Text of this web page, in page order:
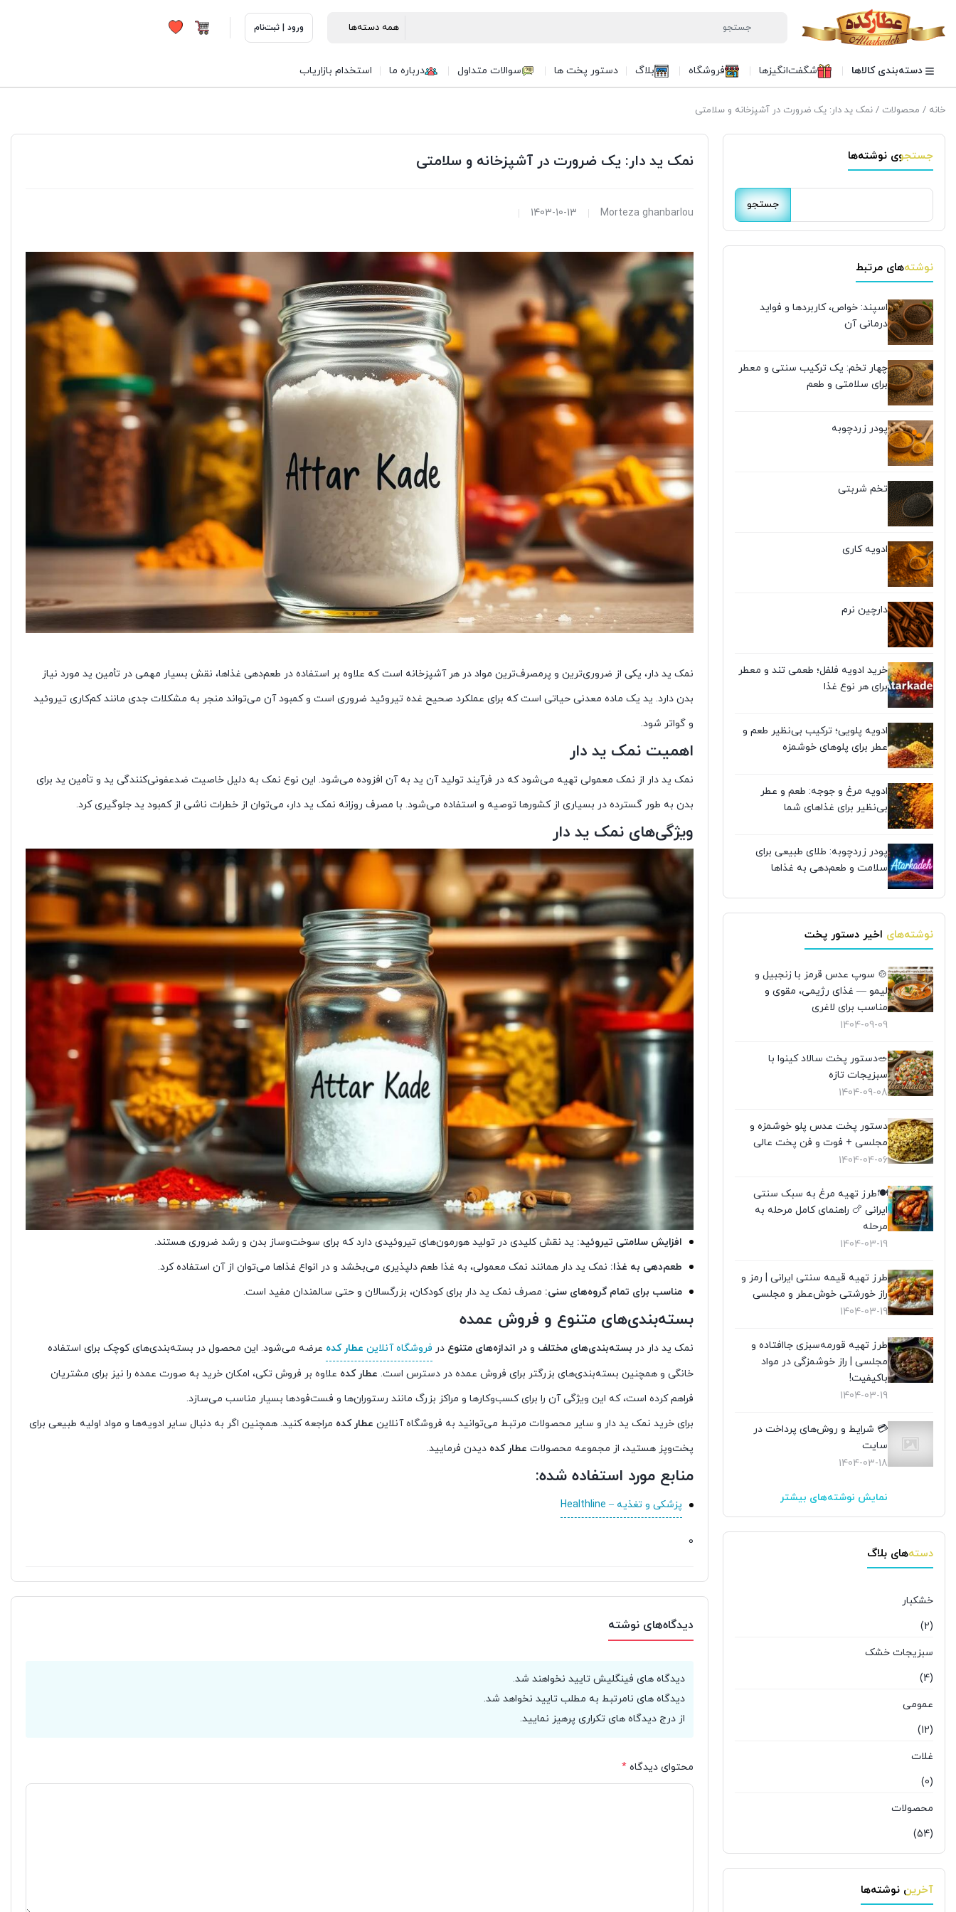
ورود | ثبت‌نام
دسته‌بندی کالاها شگفت‌انگیزها فروشگاه بلاگ دستور پخت ها سوالات متداول درباره ما استخدام بازاریاب
خانه / محصولات / نمک ید دار: یک ضرورت در آشپزخانه و سلامتی
جستجوی نوشته‌ها
برای:
نوشته‌های مرتبط
اسپند: خواص، کاربردها و فواید
درمانی آن
چهار تخم: یک ترکیب سنتی و معطر
برای سلامتی و طعم
پودر زردچوبه
تخم شربتی
ادویه کاری
دارچین نرم
خرید ادویه فلفل؛ طعمی تند و معطر
برای هر نوع غذا
ادویه پلویی؛ ترکیب بی‌نظیر طعم و
عطر برای پلوهای خوشمزه
ادویه مرغ و جوجه: طعم و عطر
بی‌نظیر برای غذاهای شما
پودر زردچوبه: طلای طبیعی برای
سلامت و طعم‌دهی به غذاها
نوشته‌های اخیر دستور پخت
🍲 سوپ عدس قرمز با زنجبیل و
لیمو — غذای رژیمی، مقوی و
مناسب برای لاغری
1404-09-09
🥗دستور پخت سالاد کینوا با
سبزیجات تازه
1404-09-08
دستور پخت عدس پلو خوشمزه و
مجلسی + فوت و فن پخت عالی
1404-04-06
🍽️طرز تهیه مرغ به سبک سنتی
ایرانی 🍗 راهنمای کامل مرحله به
مرحله
1404-03-19
طرز تهیه قیمه سنتی ایرانی | رمز و
راز خورشتی خوش‌عطر و مجلسی
1404-03-19
طرز تهیه قورمه‌سبزی جاافتاده و
مجلسی | راز خوشمزگی در مواد
باکیفیت!
1404-03-19
💳 شرایط و روش‌های پرداخت در
سایت
1404-03-18
نمایش نوشته‌های بیشتر
دسته‌های بلاگ
خشکبار
(2)
سبزیجات خشک
(4)
عمومی
(12)
غلات
(0)
محصولات
(54)
آخرین نوشته‌ها
نمک ید دار: یک ضرورت در آشپزخانه و سلامتی
Morteza ghanbarlou
1403-10-13
نمک ید دار، یکی از ضروری‌ترین و پرمصرف‌ترین مواد در هر آشپزخانه است که علاوه بر استفاده در طعم‌دهی غذاها، نقش بسیار مهمی در تأمین ید مورد نیاز
بدن دارد. ید یک ماده معدنی حیاتی است که برای عملکرد صحیح غده تیروئید ضروری است و کمبود آن می‌تواند منجر به مشکلات جدی مانند کم‌کاری تیروئید
و گواتر شود.
اهمیت نمک ید دار
نمک ید دار از نمک معمولی تهیه می‌شود که در فرآیند تولید آن ید به آن افزوده می‌شود. این نوع نمک به دلیل خاصیت ضدعفونی‌کنندگی ید و تأمین ید برای
بدن به طور گسترده در بسیاری از کشورها توصیه و استفاده می‌شود. با مصرف روزانه نمک ید دار، می‌توان از خطرات ناشی از کمبود ید جلوگیری کرد.
ویژگی‌های نمک ید دار
افزایش سلامتی تیروئید: ید نقش کلیدی در تولید هورمون‌های تیروئیدی دارد که برای سوخت‌وساز بدن و رشد ضروری هستند.
طعم‌دهی به غذا: نمک ید دار همانند نمک معمولی، به غذا طعم دلپذیری می‌بخشد و در انواع غذاها می‌توان از آن استفاده کرد.
مناسب برای تمام گروه‌های سنی: مصرف نمک ید دار برای کودکان، بزرگسالان و حتی سالمندان مفید است.
بسته‌بندی‌های متنوع و فروش عمده
نمک ید دار در بسته‌بندی‌های مختلف ودر اندازه‌های متنوع در فروشگاه آنلاین عطار کده عرضه می‌شود. این محصول در بسته‌بندی‌های کوچک برای استفاده
خانگی و همچنین بسته‌بندی‌های بزرگتر برای فروش عمده در دسترس است. عطار کده علاوه بر فروش تکی، امکان خرید به صورت عمده را نیز برای مشتریان
فراهم کرده است، که این ویژگی آن را برای کسب‌وکارها و مراکز بزرگ مانند رستوران‌ها و فست‌فودها بسیار مناسب می‌سازد.
برای خرید نمک ید دار و سایر محصولات مرتبط می‌توانید به فروشگاه آنلاین عطار کده مراجعه کنید. همچنین اگر به دنبال سایر ادویه‌ها و مواد اولیه طبیعی برای
پخت‌وپز هستید، از مجموعه محصولات عطار کده دیدن فرمایید.
منابع مورد استفاده شده:
پزشکی و تغذیه – Healthline
0
دیدگاه‌های نوشته
دیدگاه های فینگلیش تایید نخواهند شد.
دیدگاه های نامرتبط به مطلب تایید نخواهد شد.
از درج دیدگاه های تکراری پرهیز نمایید.
محتوای دیدگاه *